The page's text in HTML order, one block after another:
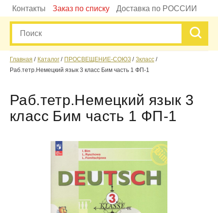
Контакты
Заказ по списку Доставка по РОССИИ
Главная Каталог ПРОСВЕЩЕНИЕ-СОЮЗ
3класс
Раб.тетр.Немецкий язык 3 класс Бим часть 1 ФП-1
Раб.тетр.Немецкий язык 3
класс Бим часть 1 ФП-1